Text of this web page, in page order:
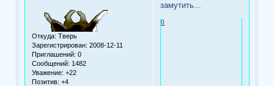
Откуда: Тверь
Зарегистрирован: 2008-12-11
Приглашений: 0
Сообщений: 1482
Уважение: +22
Позитив: +4
замутить...
0